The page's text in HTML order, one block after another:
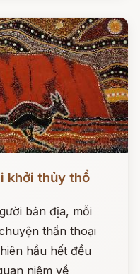
khởi thủy thổ
bản địa, mỗi
thần thoại
hầu hết đều
niệm về